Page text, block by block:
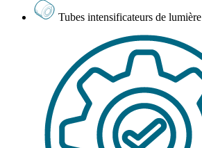
Tubes intensificateurs de lumière